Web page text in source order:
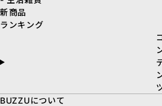
新商品
ランキング
BUZZUについて